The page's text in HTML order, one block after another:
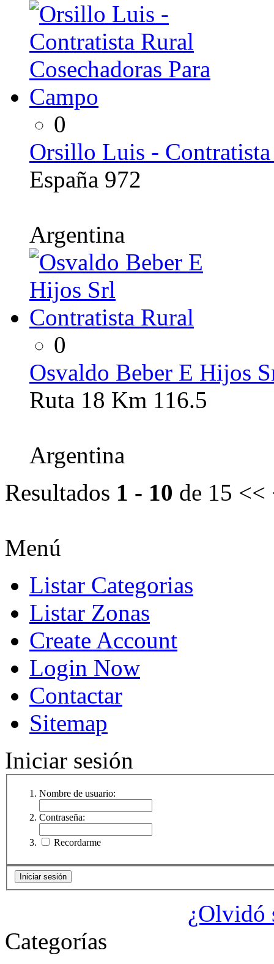
0
Orsillo Luis - Contratista
España 972
Argentina
0
Osvaldo Beber E Hijos
Ruta 18 Km 116.5
Argentina
Resultados 1 - 10 de 15 <<
Menú
Listar Categorias
Listar Zonas
Create Account
Login Now
Contactar
Sitemap
Iniciar sesión
Nombre de usuario:
Contraseña:
Recordarme
¿Olvidó
Categorías